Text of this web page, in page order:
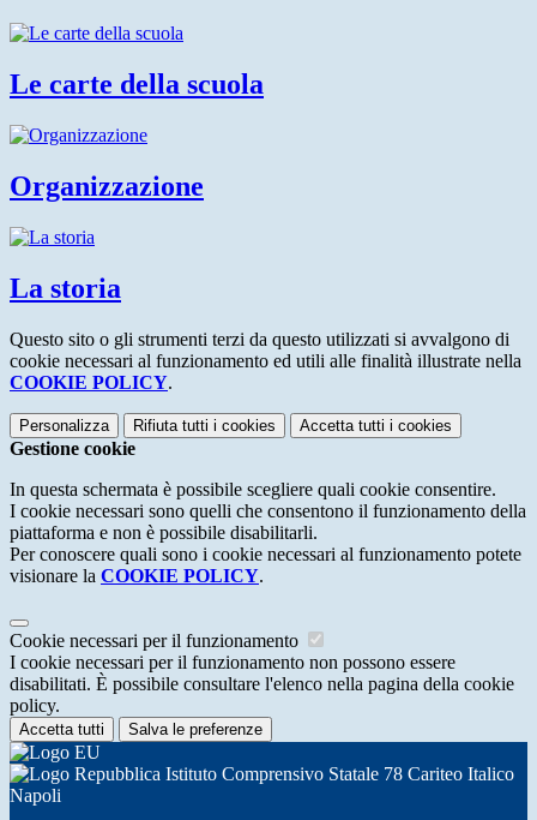
Le carte della scuola
Organizzazione
La storia
Questo sito o gli strumenti terzi da questo utilizzati si avvalgono di
cookie necessari al funzionamento ed utili alle finalità illustrate nella
COOKIE POLICY.
Personalizza Rifiuta tutti i cookies Accetta tutti i cookies
Gestione cookie
In questa schermata è possibile scegliere quali cookie consentire.
I cookie necessari sono quelli che consentono il funzionamento della
piattaforma e non è possibile disabilitarli.
Per conoscere quali sono i cookie necessari al funzionamento potete
visionare la COOKIE POLICY.
Cookie necessari per il funzionamento
I cookie necessari per il funzionamento non possono essere
disabilitati. È possibile consultare l'elenco nella pagina della cookie
policy.
Accetta tutti Salva le preferenze
Istituto Comprensivo Statale 78 Cariteo Italico
Napoli